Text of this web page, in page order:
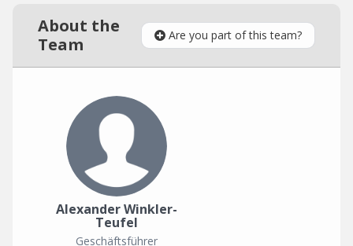
About the
Team
Are you part of this team?
Alexander Winkler-
Teufel
Geschäftsführer